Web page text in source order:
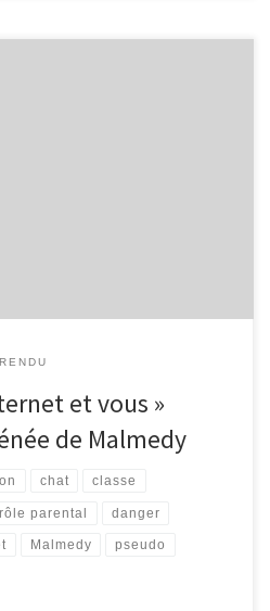
et vous »
de Malmedy
chat classe
parental danger
Malmedy pseudo